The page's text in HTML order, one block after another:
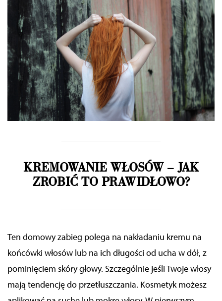
KREMOWANIE WŁOSÓW – JAK
ZROBIĆ TO PRAWIDŁOWO?
Ten domowy zabieg polega na nakładaniu kremu na
końcówki włosów lub na ich długości od ucha w dół, z
pominięciem skóry głowy. Szczególnie jeśli Twoje włosy
mają tendencję do przetłuszczania. Kosmetyk możesz